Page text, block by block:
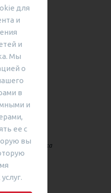
ТКТ
языка
для
и
и
Мы
о
в
и
ее с
вы